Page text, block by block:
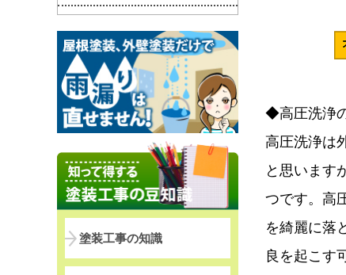
◆高圧洗浄
高圧洗浄は
と思います
つです。高
を綺麗に落
良を起こす
塗装工事の知識